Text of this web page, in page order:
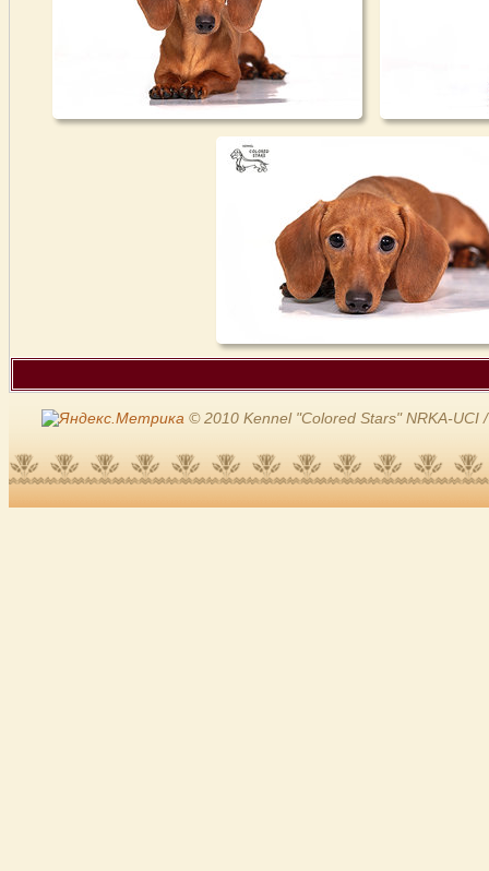
© 2010 Kennel "Colored Stars" NRKA-